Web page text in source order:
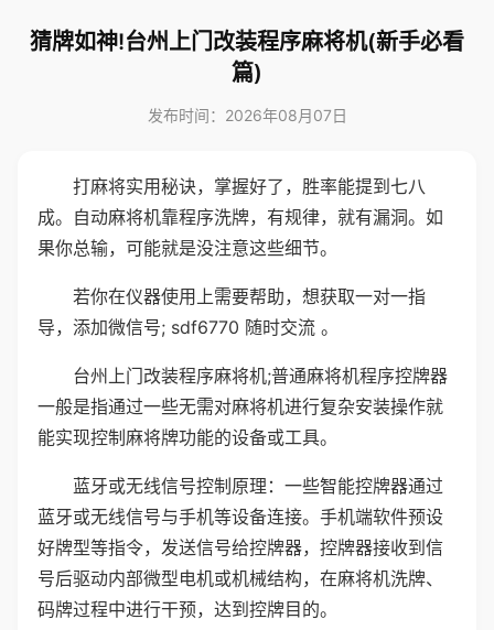
猜牌如神!台州上门改装程序麻将机(新手必看
篇)
发布时间：2026年08月07日
打麻将实用秘诀，掌握好了，胜率能提到七八
成。自动麻将机靠程序洗牌，有规律，就有漏洞。如
果你总输，可能就是没注意这些细节。
若你在仪器使用上需要帮助，想获取一对一指
导，添加微信号; sdf6770 随时交流 。
台州上门改装程序麻将机;普通麻将机程序控牌器
一般是指通过一些无需对麻将机进行复杂安装操作就
能实现控制麻将牌功能的设备或工具。
蓝牙或无线信号控制原理：一些智能控牌器通过
蓝牙或无线信号与手机等设备连接。手机端软件预设
好牌型等指令，发送信号给控牌器，控牌器接收到信
号后驱动内部微型电机或机械结构，在麻将机洗牌、
码牌过程中进行干预，达到控牌目的。